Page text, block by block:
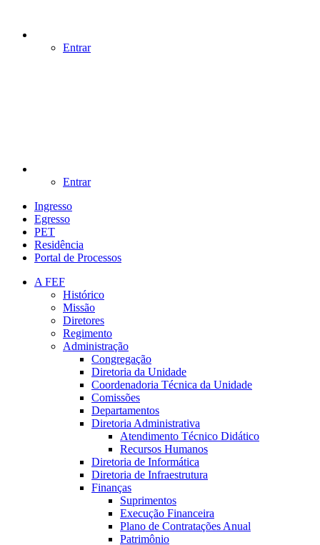
Entrar
Entrar
Ingresso
Egresso
PET
Residência
Portal de Processos
A FEF
Histórico
Missão
Diretores
Regimento
Administração
Congregação
Diretoria da Unidade
Coordenadoria Técnica da Unidade
Comissões
Departamentos
Diretoria Administrativa
Atendimento Técnico Didático
Recursos Humanos
Diretoria de Informática
Diretoria de Infraestrutura
Finanças
Suprimentos
Execução Financeira
Plano de Contratações Anual
Patrimônio